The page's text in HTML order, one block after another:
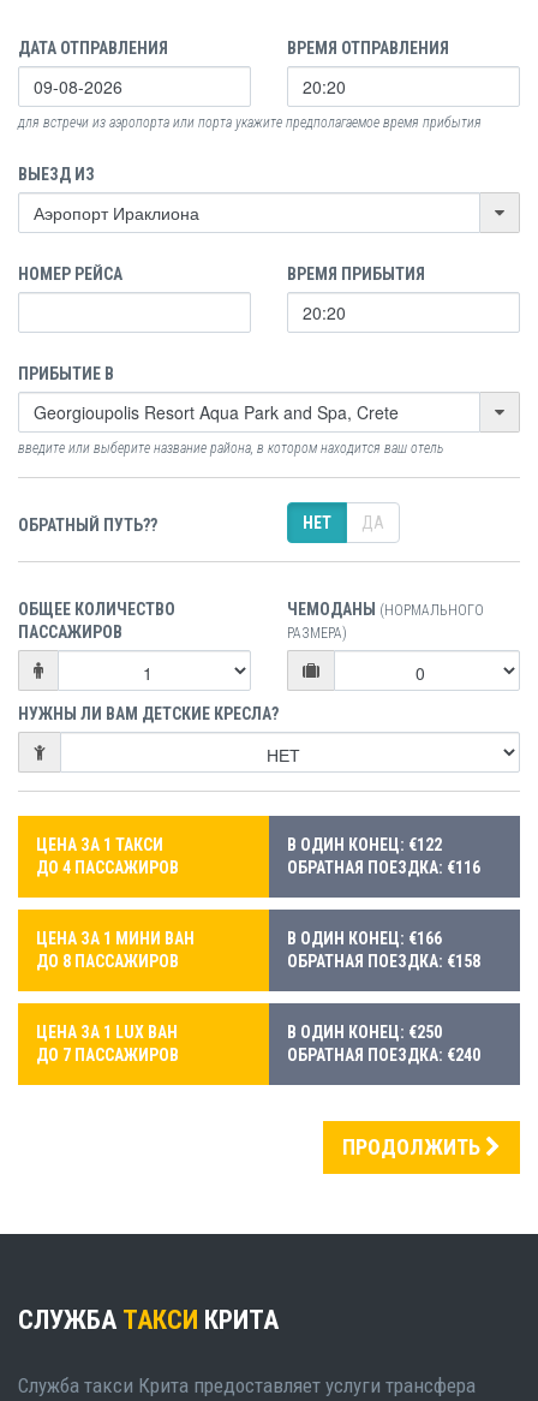
ДАТА ОТПРАВЛЕНИЯ ВРЕМЯ ОТПРАВЛЕНИЯ
для встречи из аэропорта или порта укажите предполагаемое время прибытия
ВЫЕЗД ИЗ
НОМЕР РЕЙСА ВРЕМЯ ПРИБЫТИЯ
ПРИБЫТИЕ В
введите или выберите название района, в котором находится ваш отель
ОБРАТНЫЙ ПУТЬ?? НЕТ ДА
ОБЩЕЕ КОЛИЧЕСТВО
ПАССАЖИРОВ
ЧЕМОДАНЫ (НОРМАЛЬНОГО
РАЗМЕРА)
НУЖНЫ ЛИ ВАМ ДЕТСКИЕ КРЕСЛА?
ЦЕНА ЗА 1 ТАКСИ
ДО 4 ПАССАЖИРОВ
В ОДИН КОНЕЦ: €122
ОБРАТНАЯ ПОЕЗДКА: €116
ЦЕНА ЗА 1 МИНИ ВАН
ДО 8 ПАССАЖИРОВ
В ОДИН КОНЕЦ: €166
ОБРАТНАЯ ПОЕЗДКА: €158
ЦЕНА ЗА 1 LUX ВАН
ДО 7 ПАССАЖИРОВ
В ОДИН КОНЕЦ: €250
ОБРАТНАЯ ПОЕЗДКА: €240
ПРОДОЛЖИТЬ
СЛУЖБА ТАКСИ КРИТА
Служба такси Крита предоставляет услуги трансфера